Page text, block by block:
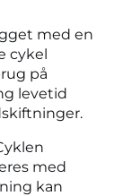
med en
cykel
på
levetid
med
kan